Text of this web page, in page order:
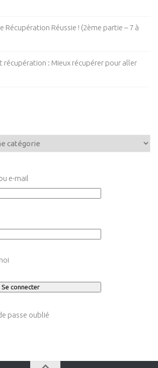
Récupération Réussie ! (2ème partie – 7 à
récupération : Mieux récupérer pour aller
e-mail
passe oublié